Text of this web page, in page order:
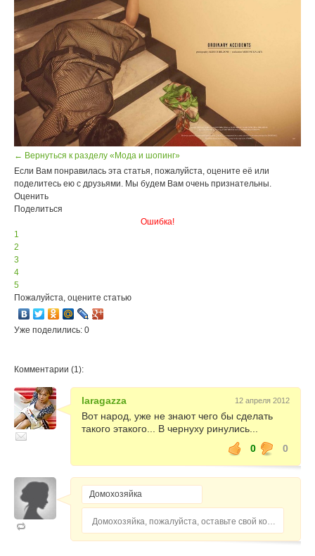
← Вернуться к разделу «Мода и шопинг»
Если Вам понравилась эта статья, пожалуйста, оцените её или
поделитесь ею с друзьями. Мы будем Вам очень признательны.
Оценить
Поделиться
Ошибка!
1
2
3
4
5
Пожалуйста, оцените статью
Уже поделились: 0
Комментарии (1):
laragazza 12 апреля 2012
Вот народ, уже не знают чего бы сделать
такого этакого... В чернуху ринулись...
0
0